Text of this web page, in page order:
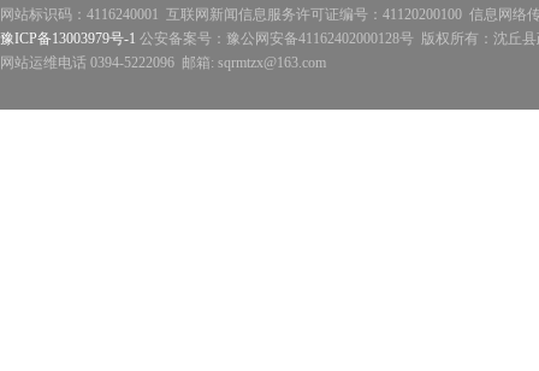
网站标识码：4116240001 互联网新闻信息服务许可证编号：41120200100 信息网络
豫ICP备13003979号-1 公安备案号：豫公网安备41162402000128号 版权所有：沈丘
网站运维电话 0394-5222096 邮箱: sqrmtzx@163.com